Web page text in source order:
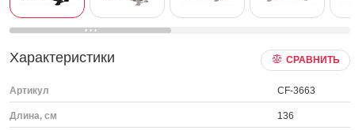
Характеристики СРАВНИТЬ
Артикул CF-3663
Длина, см 136